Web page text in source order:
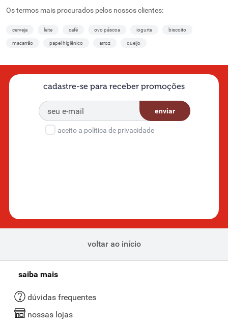
Os termos mais procurados pelos nossos clientes:
cerveja leite café ovo páscoa iogurte biscoito
macarrão papel higiênico arroz queijo
cadastre-se para receber promoções
enviar
aceito a política de privacidade
voltar ao início
saiba mais
dúvidas frequentes
nossas lojas